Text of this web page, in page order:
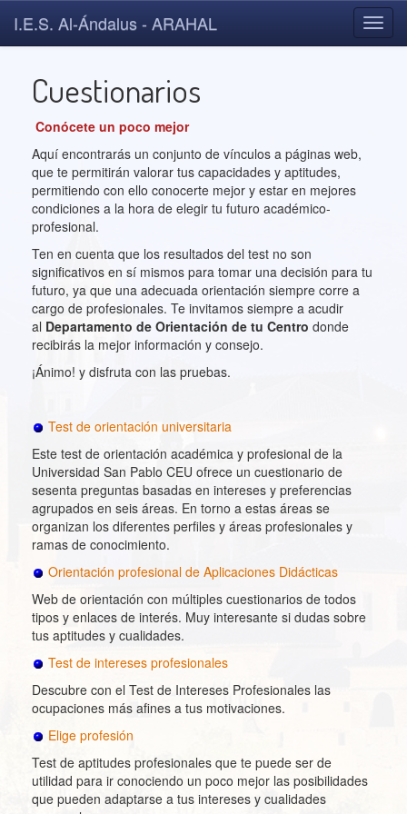
I.E.S. Al-Ándalus - ARAHAL
Cuestionarios
Conócete un poco mejor
Aquí encontrarás un conjunto de vínculos a páginas web,
que te permitirán valorar tus capacidades y aptitudes,
permitiendo con ello conocerte mejor y estar en mejores
condiciones a la hora de elegir tu futuro académico-
profesional.
Ten en cuenta que los resultados del test no son
significativos en sí mismos para tomar una decisión para tu
futuro, ya que una adecuada orientación siempre corre a
cargo de profesionales. Te invitamos siempre a acudir
al Departamento de Orientación de tu Centro donde
recibirás la mejor información y consejo.
¡Ánimo! y disfruta con las pruebas.
Test de orientación universitaria
Este test de orientación académica y profesional de la
Universidad San Pablo CEU ofrece un cuestionario de
sesenta preguntas basadas en intereses y preferencias
agrupados en seis áreas. En torno a estas áreas se
organizan los diferentes perfiles y áreas profesionales y
ramas de conocimiento.
Orientación profesional de Aplicaciones Didácticas
Web de orientación con múltiples cuestionarios de todos
tipos y enlaces de interés. Muy interesante si dudas sobre
tus aptitudes y cualidades.
Test de intereses profesionales
Descubre con el Test de Intereses Profesionales las
ocupaciones más afines a tus motivaciones.
Elige profesión
Test de aptitudes profesionales que te puede ser de
utilidad para ir conociendo un poco mejor las posibilidades
que pueden adaptarse a tus intereses y cualidades